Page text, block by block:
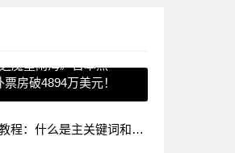
魔童闹海》日本热
票房破4894万美元！
：什么是主关键词和长尾关键词